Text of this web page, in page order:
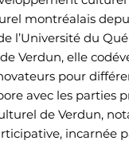
montréalais
l’Université du
Verdun, elle
pour
avec les parties
de Verdun,
incarnée